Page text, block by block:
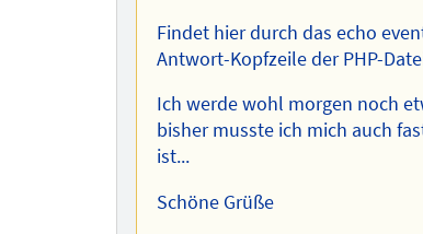
Findet hier durch das echo
Antwort-Kopfzeile der PHP-
Ich werde wohl morgen noch
bisher musste ich mich auch
ist...
Schöne Grüße